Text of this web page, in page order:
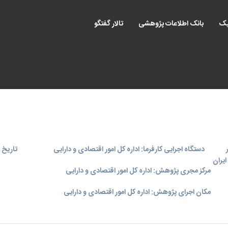
بانک اطلاعات پژوهشی تالار گفتگو
دستگاه اجرایی کارفرما: اداره کل امور اقتصادی و دارایی
تاریخ
مرکز مجری پژوهش: اداره کل امور اقتصادی و دارایی
مکان اجرای پژوهش: اداره کل امور اقتصادی و دارایی